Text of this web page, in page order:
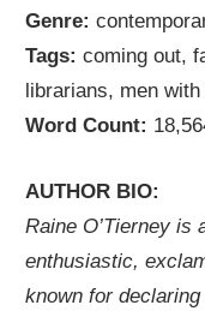
Genre:
Tags: coming out,
librarians, men
Word Count:
AUTHOR BIO:
Raine O’Tierney is
enthusiastic,
known for